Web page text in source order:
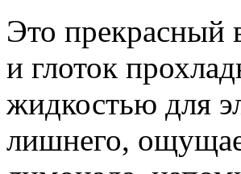
Это прекрасный
и глоток
жидкостью для
лишнего,